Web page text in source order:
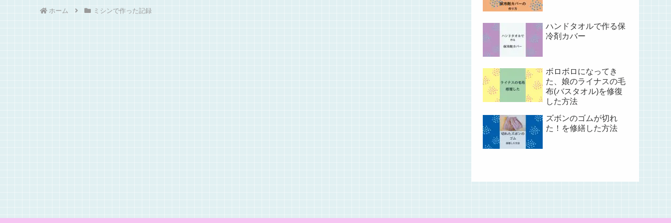
ホーム ミシンで作った記録
ハンドタオルで作る保
冷剤カバー
ボロボロになってき
た、娘のライナスの毛
布(バスタオル)を修復
した方法
ズボンのゴムが切れ
た！を修繕した方法